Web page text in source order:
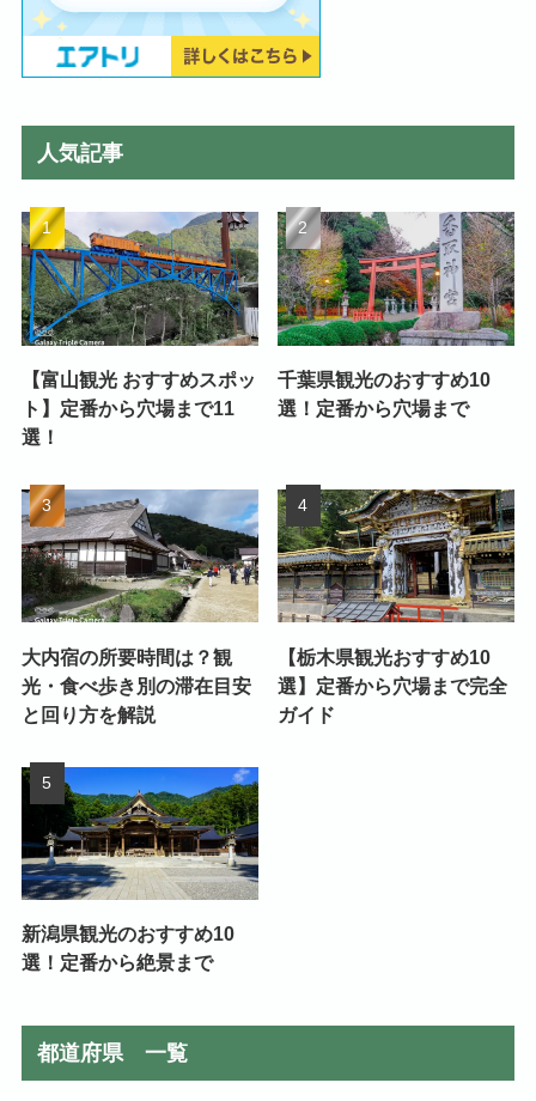
人気記事
【富山観光 おすすめスポッ
ト】定番から穴場まで11
選！
千葉県観光のおすすめ10
選！定番から穴場まで
大内宿の所要時間は？観
光・食べ歩き別の滞在目安
と回り方を解説
【栃木県観光おすすめ10
選】定番から穴場まで完全
ガイド
新潟県観光のおすすめ10
選！定番から絶景まで
都道府県 一覧